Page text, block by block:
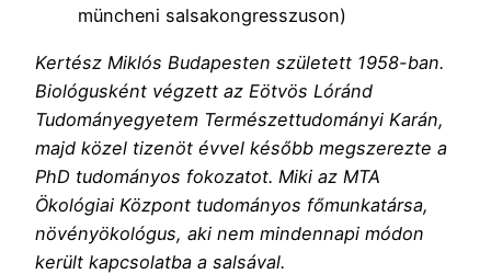
müncheni salsakongresszuson)
Kertész Miklós Budapesten született 1958-ban.
Biológusként végzett az Eötvös Lóránd
Tudományegyetem Természettudományi Karán,
majd közel tizenöt évvel később megszerezte a
PhD tudományos fokozatot. Miki az MTA
Ökológiai Központ tudományos főmunkatársa,
növényökológus, aki nem mindennapi módon
került kapcsolatba a salsával.